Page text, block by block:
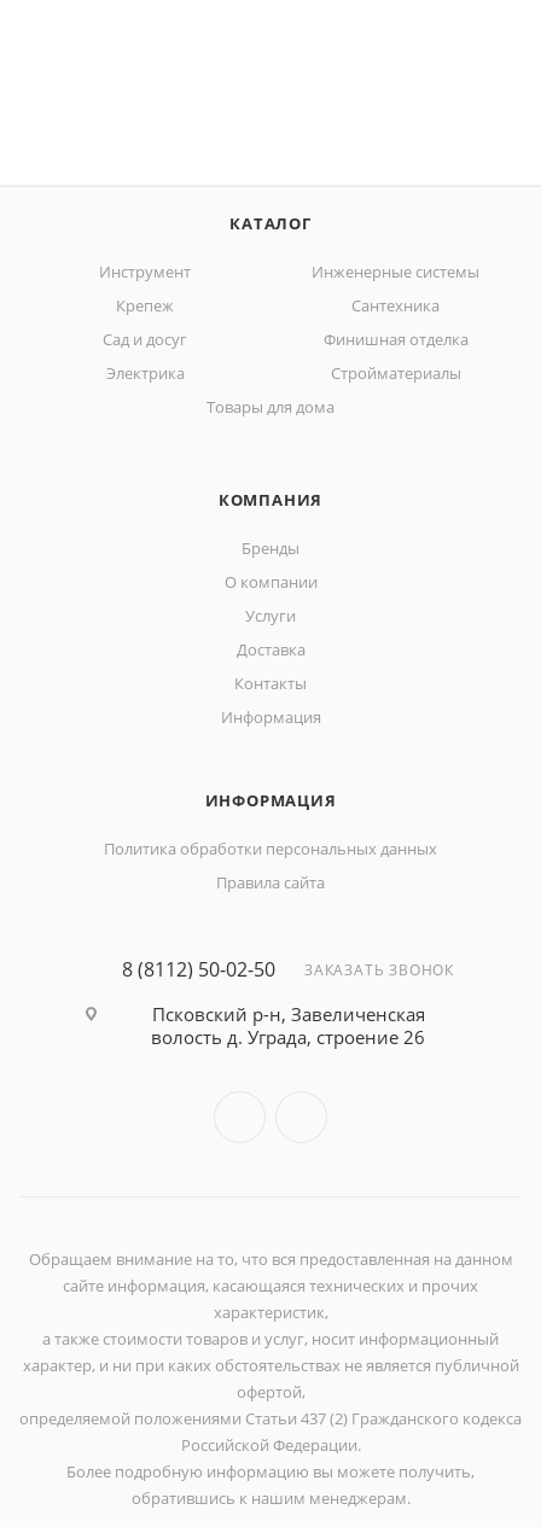
КАТАЛОГ
Инструмент
Инженерные системы
Крепеж
Сантехника
Сад и досуг
Финишная отделка
Электрика
Стройматериалы
Товары для дома
КОМПАНИЯ
Бренды
О компании
Услуги
Доставка
Контакты
Информация
ИНФОРМАЦИЯ
Политика обработки персональных данных
Правила сайта
8 (8112) 50-02-50 ЗАКАЗАТЬ ЗВОНОК
Псковский р-н, Завеличенская
волость д. Уграда, строение 26
Обращаем внимание на то, что вся предоставленная на данном
сайте информация, касающаяся технических и прочих
характеристик,
а также стоимости товаров и услуг, носит информационный
характер, и ни при каких обстоятельствах не является публичной
офертой,
определяемой положениями Статьи 437 (2) Гражданского кодекса
Российской Федерации.
Более подробную информацию вы можете получить,
обратившись к нашим менеджерам.